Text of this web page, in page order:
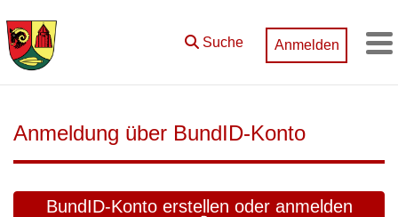
Suche Anmelden
Anmeldung über BundID-Konto
BundID-Konto erstellen oder anmelden